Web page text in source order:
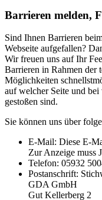
Barrieren melden,
Sind Ihnen Barrieren
Webseite aufgefallen?
Wir freuen uns auf Ihr
Barrieren in Rahmen der
Möglichkeiten
auf welcher Seite und
gestoßen sind.
Sie können uns über
E-Mail: Diese E-
Zur Anzeige muss
Telefon: 05932
Postanschrift:
GDA GmbH
Gut Kellerberg 2